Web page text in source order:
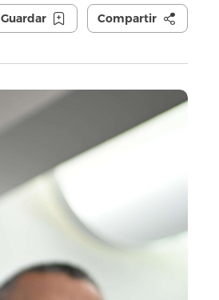
Guardar Compartir